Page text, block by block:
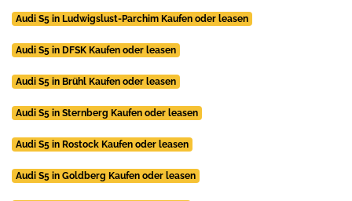
Audi S5 in Ludwigslust-Parchim Kaufen oder leasen
Audi S5 in DFSK Kaufen oder leasen
Audi S5 in Brühl Kaufen oder leasen
Audi S5 in Sternberg Kaufen oder leasen
Audi S5 in Rostock Kaufen oder leasen
Audi S5 in Goldberg Kaufen oder leasen